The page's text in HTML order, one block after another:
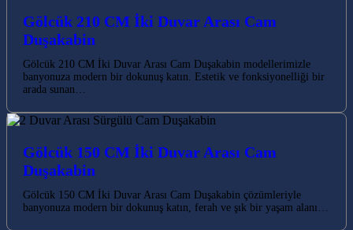
Gölcük 210 CM İki Duvar Arası Cam
Duşakabin
Gölcük 210 CM İki Duvar Arası Cam Duşakabin modellerimizle
banyonuza modern bir dokunuş katın. Estetik ve fonksiyonelliği bir
arada sunan…
Gölcük 150 CM İki Duvar Arası Cam
Duşakabin
Gölcük 150 CM İki Duvar Arası Cam Duşakabin çözümleriyle
banyonuza modern bir dokunuş katın, ferah ve şık bir yaşam alanı…